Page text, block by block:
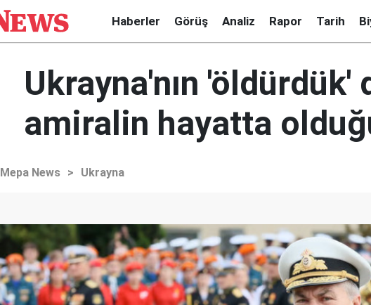
Haberler Görüş Analiz Rapor Tarih
Ukrayna'nın 'öldürdük'
amiralin hayatta
Mepa News > Ukrayna